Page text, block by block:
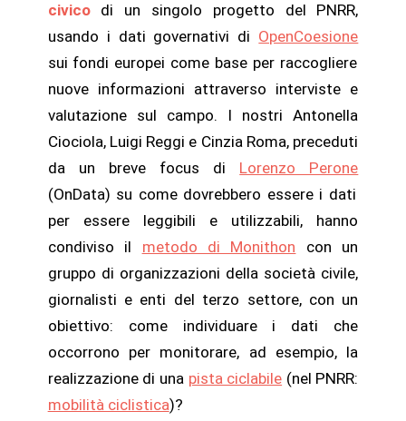
civicodi un singolo progetto del PNRR,
usando i dati governativi di OpenCoesione
sui fondi europei come base per raccogliere
nuove informazioni attraverso interviste e
valutazione sul campo. I nostri Antonella
Ciociola, Luigi Reggi e Cinzia Roma, preceduti
da un breve focus di Lorenzo Perone
(OnData) su come dovrebbero essere i dati
per essere leggibili e utilizzabili, hanno
condiviso il metodo di Monithon con un
gruppo di organizzazioni della società civile,
giornalisti e enti del terzo settore, con un
obiettivo: come individuare i dati che
occorrono per monitorare, ad esempio, la
realizzazione di una pista ciclabile (nel PNRR:
mobilità ciclistica)?